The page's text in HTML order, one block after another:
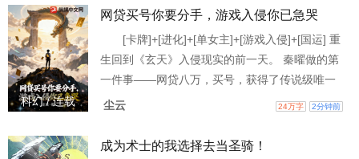
科幻 / 连载
网贷买号你要分手，游戏入侵你已急哭
[卡牌]+[进化]+[单女主]+[游戏入侵]+[国运] 重
生回到《玄天》入侵现实的前一天。 秦曜做的第
一件事——网贷八万，买号，获得了传说级唯一
道具——【玄天镜碎片】。 拥有了独特的保底机
库，拉黑，删除。 前世，他的传说级天赋【进
尘云 24万字 2分钟前
成为术士的我选择去当圣骑！